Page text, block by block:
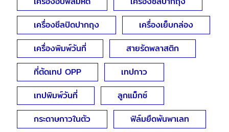
เครื่องซีลปิดปากถุง
เครื่องเย็บกล่อง
เครื่องพิมพ์วันที่
สายรัดพลาสติก
ที่ตัดเทป OPP
เทปกาว
เทปพิมพ์วันที่
ลูกแม็กซ์
กระดาษกาวในตัว
ฟิล์มยืดพันพาเลท